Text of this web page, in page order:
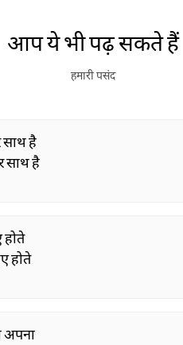
आप ये भी पढ़ सकते हैं
हमारी पसंद
साथ है
साथ है
होते
होते
अपना